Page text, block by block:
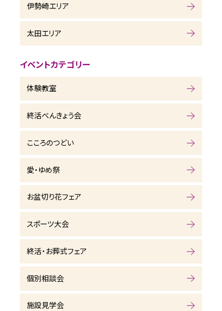
伊勢崎エリア
太田エリア
イベントカテゴリー
体験教室
終活べんきょう会
こころのつどい
愛・ゆめ祭
お盆切り花フェア
スポーツ大会
終活・お葬式フェア
個別相談会
施設見学会